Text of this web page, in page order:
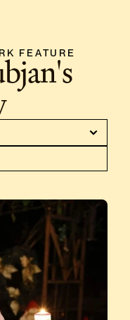
FEATURE